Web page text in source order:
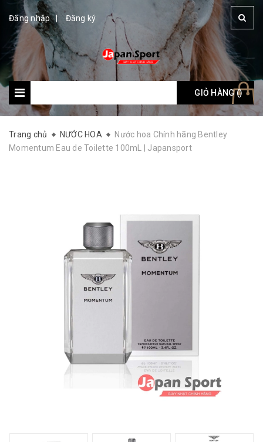
Đăng nhập Đăng ký
Giỏ hàng: ()
GIỎ HÀNG ()
Trang chủ NƯỚC HOA
Nước hoa Chính hãng Bentley
Momentum Eau de Toilette 100mL | Japansport